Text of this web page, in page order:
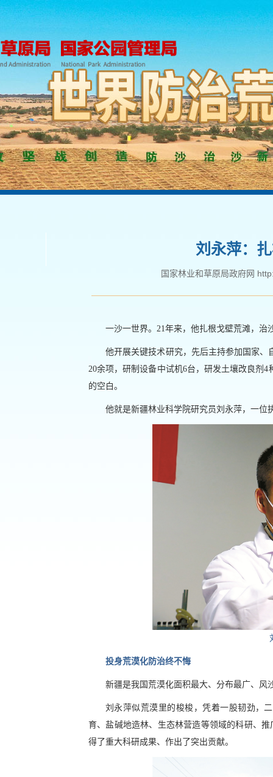
刘永萍：
国家林业和草原局政府网
一沙一世界。21年来，他扎根戈壁荒滩，
他开展关键技术研究，先后主持参加国家
20余项，研制设备中试机6台，研发土壤改良
的空白。
他就是新疆林业科学院研究员刘永萍，一位
投身荒漠化防治终不悔
新疆是我国荒漠化面积最大、分布最广、风
刘永萍似荒漠里的梭梭，凭着一股韧劲，
育、盐碱地造林、生态林营造等领域的科研、
得了重大科研成果、作出了突出贡献。